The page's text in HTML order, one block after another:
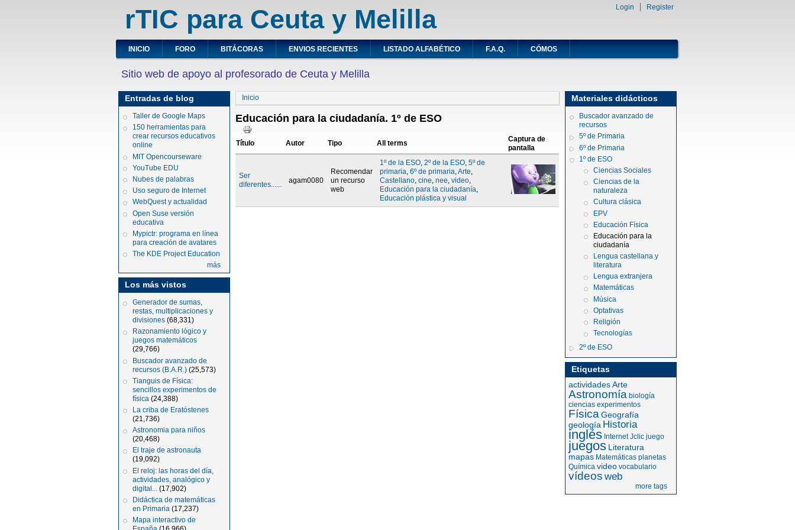
rTIC para Ceuta y Melilla Login Register
INICIO FORO BITÁCORAS ENVIOS RECIENTES LISTADO ALFABÉTICO F.A.Q. CÓMOS
Sitio web de apoyo al profesorado de Ceuta y Melilla
Entradas de blog
Taller de Google Maps
150 herramientas para
crear recursos educativos
online
MIT Opencourseware
YouTube EDU
Nubes de palabras
Uso seguro de Internet
WebQuest y actualidad
Open Suse versión
educativa
Mypictr: programa en línea
para creación de avatares
The KDE Project Education
más
Los más vistos
Generador de sumas,
restas, multiplicaciones y
divisiones (68,331)
Razonamiento lógico y
juegos matemáticos
(29,766)
Buscador avanzado de
recursos (B.A.R.) (25,573)
Tianguis de Física:
sencillos experimentos de
física (24,388)
La criba de Eratóstenes
(21,736)
Astronomia para niños
(20,468)
El traje de astronauta
(19,092)
El reloj: las horas del día,
actividades, analógico y
digital...
(17,902)
Didáctica de matemáticas
en Primaria (17,237)
Mapa interactivo de
Inicio
Educación para la ciudadanía. 1º de ESO
Título Autor Tipo All terms
Captura de
pantalla
Ser
diferentes......
agam0080
Recomendar
un recurso
web
1º de la ESO,2º de la ESO,5º de
primaria,6º de primaria,Arte,
Castellano,cine,nee,video,
Educación para la ciudadanía,
Educación plástica y visual
Materiales didácticos
Buscador avanzado de
recursos
5º de Primaria
6º de Primaria
1º de ESO
Ciencias Sociales
Ciencias de la
naturaleza
Cultura clásica
EPV
Educación Física
Educación para la
ciudadanía
Lengua castellana y
literatura
Lengua extranjera
Matemáticas
Música
Optativas
Religión
Tecnologías
2º de ESO
Etiquetas
actividadesArte
Astronomía biología
ciencias experimentos
Física Geografía
geología Historia
inglés Internet Jclic juego
juegos Literatura
mapas Matemáticas planetas
Química video vocabulario
vídeos web
more tags